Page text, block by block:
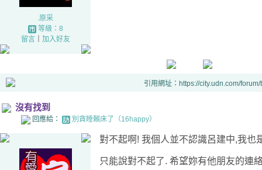
.原采
等級：8
留言｜ 加入好友
引用網址：https://city.udn.com/
沒有找到
回應給： 別貪睡賴床了（16happy）
對不起啊! 我個人並不認識呂建中,我也
只能說對不起了. 希望妳有他朋友的連